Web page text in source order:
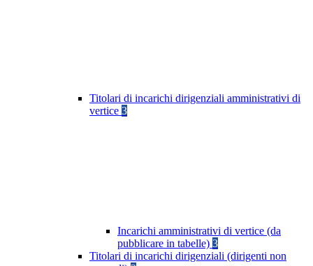
Titolari di incarichi dirigenziali amministrativi di
vertice 3
Incarichi amministrativi di vertice (da
pubblicare in tabelle) 3
Titolari di incarichi dirigenziali (dirigenti non